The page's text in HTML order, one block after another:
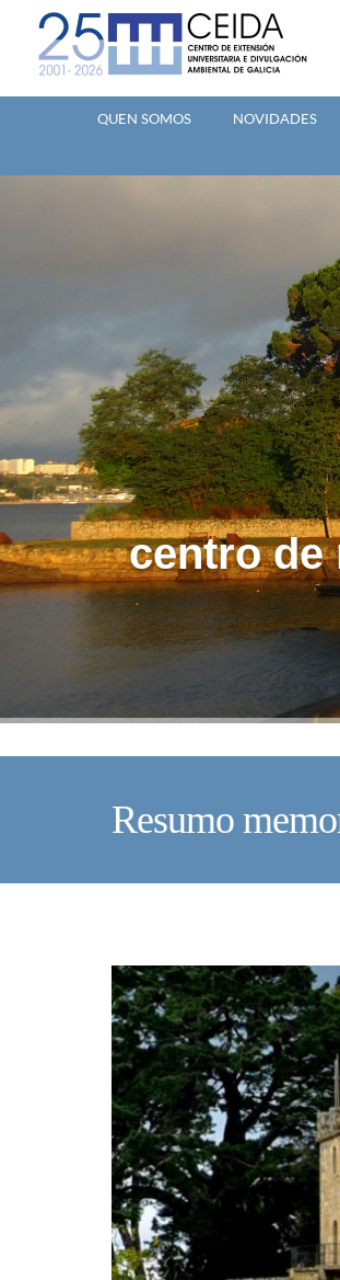
Ir o contido principal
QUEN SOMOS NOVIDADES
centro de
Resumo